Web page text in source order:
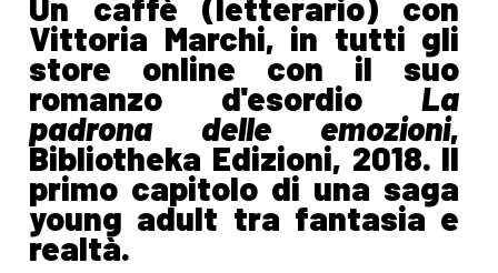
Un caffè (letterario) con
Vittoria Marchi, in tutti gli
store online con il suo
romanzo d'esordioLa
padrona delle emozioni,
Bibliotheka Edizioni, 2018. Il
primo capitolo di una saga
young adult tra fantasia e
realtà.